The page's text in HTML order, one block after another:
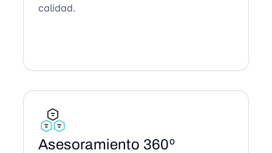
calidad.
Asesoramiento 360º